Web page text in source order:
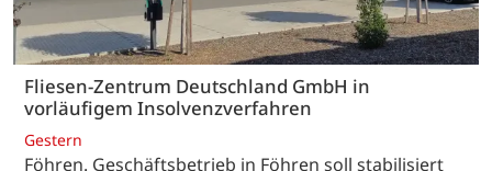
Fliesen-Zentrum Deutschland GmbH in
vorläufigem Insolvenzverfahren
Gestern
Föhren. Geschäftsbetrieb in Föhren soll stabilisiert